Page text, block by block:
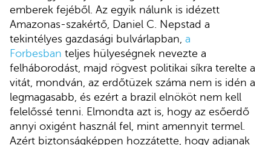
emberek fejéből. Az egyik nálunk is idézett
Amazonas-szakértő, Daniel C. Nepstad a
tekintélyes gazdasági bulvárlapban, a
Forbesban teljes hülyeségnek nevezte a
felháborodást, majd rögvest politikai síkra terelte a
vitát, mondván, az erdőtüzek száma nem is idén a
legmagasabb, és ezért a brazil elnököt nem kell
felelőssé tenni. Elmondta azt is, hogy az esőerdő
annyi oxigént használ fel, mint amennyit termel.
Azért biztonságképpen hozzátette, hogy adjanak